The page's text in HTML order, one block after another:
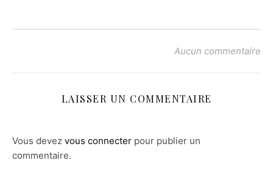
Aucun commentaire
LAISSER UN COMMENTAIRE
Vous devez vous connecter pour publier un
commentaire.